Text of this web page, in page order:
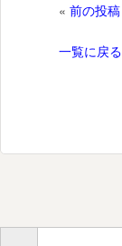
« 前の投稿
一覧に戻る